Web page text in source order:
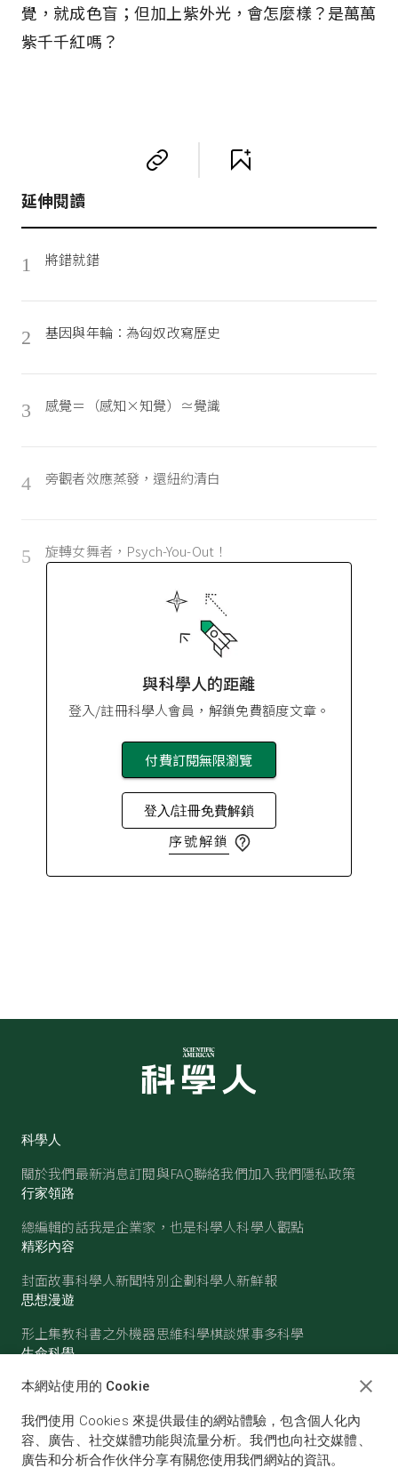
覺，就成色盲；但加上紫外光，會怎麼樣？是萬萬
紫千千紅嗎？
延伸閱讀
1 將錯就錯
2 基因與年輪：為匈奴改寫歷史
3 感覺＝（感知×知覺）≃覺識
4 旁觀者效應蒸發，還紐約清白
5 旋轉女舞者，Psych-You-Out！
與科學人的距離
登入/註冊科學人會員，解鎖免費額度文章。
付費訂閱無限瀏覽
登入/註冊免費解鎖
序號解鎖
科學人
關於我們最新消息訂閱與FAQ聯絡我們加入我們隱私政策
行家領路
總編輯的話我是企業家，也是科學人科學人觀點
精彩內容
封面故事科學人新聞特別企劃科學人新鮮報
思想漫遊
形上集教科書之外機器思維科學棋談媒事多科學
生命科學
醫學古生物心理學生態學
物理 化學地球科學天文
本網站使用的 Cookie
我們使用 Cookies 來提供最佳的網站體驗，包含個人化內
容、廣告、社交媒體功能與流量分析。我們也向社交媒體、
廣告和分析合作伙伴分享有關您使用我們網站的資訊。